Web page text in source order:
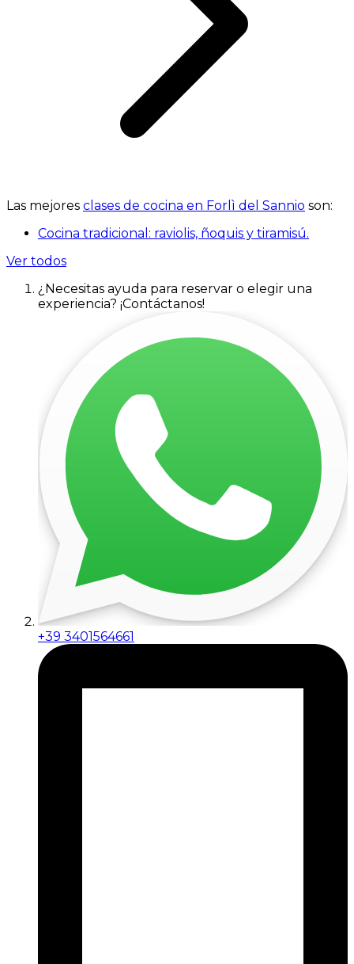
Las mejores clases de cocina en Forlì del Sannio son:
Cocina tradicional: raviolis, ñoquis y tiramisú.
Ver todos
¿Necesitas ayuda para reservar o elegir una
experiencia? ¡Contáctanos!
+39 3401564661